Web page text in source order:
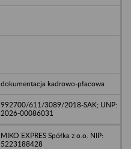
dokumentacja kadrowo-płacowa
992700/611/3089/2018-SAK; UNP:
2026-00086031
MIKO EXPRES Spółka z o.o. NIP:
5223188428